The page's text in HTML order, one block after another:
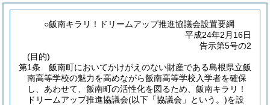
○飯南キラリ！ドリームアップ推進協議会設置要綱
平成24年2月16日
告示第5号の2
(目的)
第1条
飯南町においてかけがえのない財産である島根県立飯
南高等学校の魅力を高めながら飯南高等学校入学者を確保
し、あわせて、飯南町の活性化を図るため、飯南キラリ！
ドリームアップ推進協議会(以下「協議会」という。)を設